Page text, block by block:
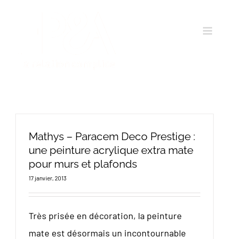
Mathys – Paracem Deco Prestige :
une peinture acrylique extra mate
pour murs et plafonds
17 janvier, 2013
Très prisée en décoration, la peinture
mate est désormais un incontournable